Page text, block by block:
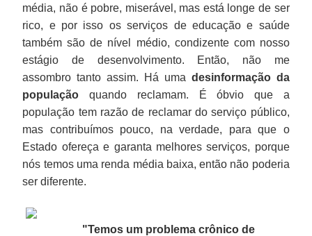
média, não é pobre, miserável, mas está longe de ser
rico, e por isso os serviços de educação e saúde
também são de nível médio, condizente com nosso
estágio de desenvolvimento. Então, não me
assombro tanto assim. Há uma desinformação da
população quando reclamam. É óbvio que a
população tem razão de reclamar do serviço público,
mas contribuímos pouco, na verdade, para que o
Estado ofereça e garanta melhores serviços, porque
nós temos uma renda média baixa, então não poderia
ser diferente.
"Temos um problema crônico de